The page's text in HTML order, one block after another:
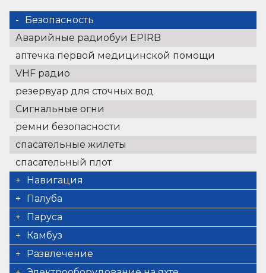
Безопасность
Аварийные радиобуи EPIRB
аптечка первой медицинской помощи
VHF радио
резервуар для сточных вод
Сигнальные огни
ремни безопасности
спасательные жилеты
спасательный плот
Навигация
Эхолот/Измеритель глубины
GPS картплоттер
комплект для навигации
спидометр (лаг)
Анемометр
Палуба
электрический брашпиль
Flybridge
Anchor winch remote control
навесной тент
Паруса
электрическая лебедка
Лейзи бэг
брашпиль (2)
Камбуз
морозильник
горячая вода
Развлечение